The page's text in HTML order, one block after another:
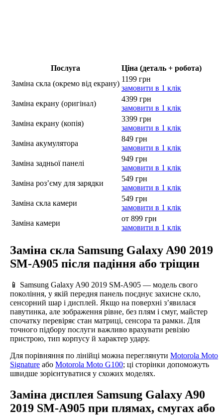
Послуга
Ціна (деталь + робота)
Заміна скла (окремо від екрану)
1199 грн
замовити в 1 клік
Заміна екрану (оригінал)
4399 грн
замовити в 1 клік
Заміна екрану (копія)
3399 грн
замовити в 1 клік
Заміна акумулятора
849 грн
замовити в 1 клік
Заміна задньої панелі
949 грн
замовити в 1 клік
Заміна роз’єму для зарядки
549 грн
замовити в 1 клік
Заміна скла камери
549 грн
замовити в 1 клік
Заміна камери
от 899 грн
замовити в 1 клік
Заміна скла Samsung Galaxy A90 2019
SM-A905 після падіння або тріщин
📱 Samsung Galaxy A90 2019 SM-A905 — модель свого
покоління, у якій передня панель поєднує захисне скло,
сенсорний шар і дисплей. Якщо на поверхні з’явилася
павутинка, але зображення рівне, без плям і смуг, майстер
спочатку перевіряє стан матриці, сенсора та рамки. Для
точного підбору послуги важливо врахувати ревізію
пристрою, тип корпусу й характер удару.
Для порівняння по лінійці можна переглянути Motorola Moto
Signature або Motorola Moto G100; ці сторінки допоможуть
швидше зорієнтуватися у схожих моделях.
Заміна дисплея Samsung Galaxy A90
2019 SM-A905 при плямах, смугах або